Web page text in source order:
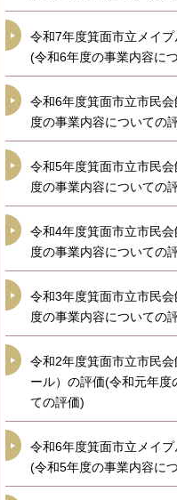
令和7年度箕面市立メイ
(令和6年度の事業内容に
令和6年度箕面市立市民
度の事業内容についての
令和5年度箕面市立市民
度の事業内容についての
令和4年度箕面市立市民
度の事業内容についての
令和3年度箕面市立市民
度の事業内容についての
令和2年度箕面市立市民
ール）の評価(令和元年度
ての評価)
令和6年度箕面市立メイ
(令和5年度の事業内容に